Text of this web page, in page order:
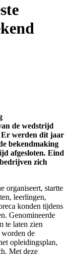
de wedstrijd
Er werden dit jaar
bekendmaking
afgesloten. Eind
zich
organiseert, startte
leerlingen,
konden tijdens
Genomineerde
te laten zien
de
opleidingsplan,
Met deze